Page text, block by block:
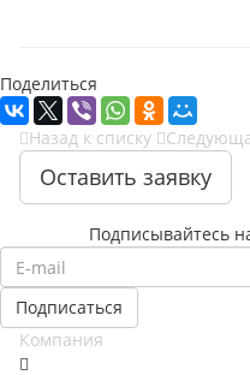
Поделиться
Назад к списку
Оставить заявку
Подписывайтесь
Компания